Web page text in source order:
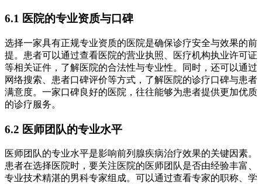
6.1 医院的专业资质与口碑
选择一家具有正规专业资质的医院是确保诊疗安全与效果的前
提。患者可以通过查看医院的营业执照、医疗机构执业许可证
等相关证件，了解医院的合法性与专业性。同时，还可以通过
网络搜索、患者口碑评价等方式，了解医院的诊疗口碑与患者
满意度。一家口碑良好的医院，往往能够为患者提供更加优质
的诊疗服务。
6.2 医师团队的专业水平
医师团队的专业水平是影响前列腺疾病治疗效果的关键因素。
患者在选择医院时，要关注医院的医师团队是否由经验丰富、
专业技术精湛的男科专家组成。可以通过查看专家的职称、学